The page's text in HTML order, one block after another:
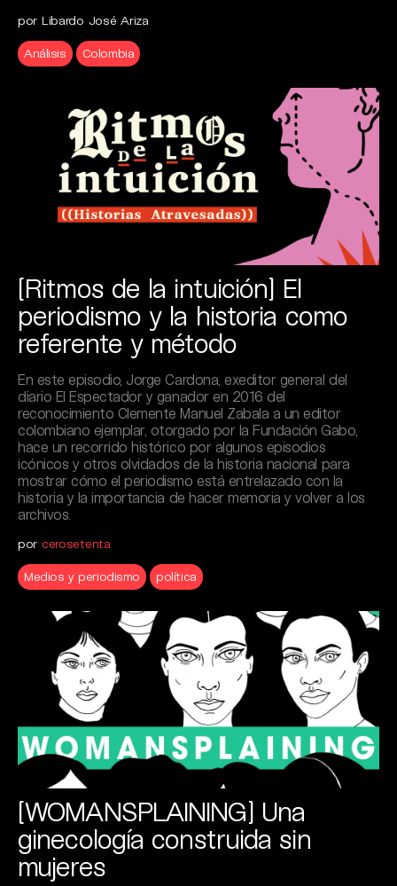
por Libardo José Ariza
Análisis Colombia
[Ritmos de la intuición] El
periodismo y la historia como
referente y método
En este episodio, Jorge Cardona, exeditor general del
diario El Espectador y ganador en 2016 del
reconocimiento Clemente Manuel Zabala a un editor
colombiano ejemplar, otorgado por la Fundación Gabo,
hace un recorrido histórico por algunos episodios
icónicos y otros olvidados de la historia nacional para
mostrar cómo el periodismo está entrelazado con la
historia y la importancia de hacer memoria y volver a los
archivos.
por cerosetenta
Medios y periodismo política
[WOMANSPLAINING] Una
ginecología construida sin
mujeres